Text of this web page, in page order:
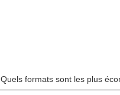
Quels formats sont les plus